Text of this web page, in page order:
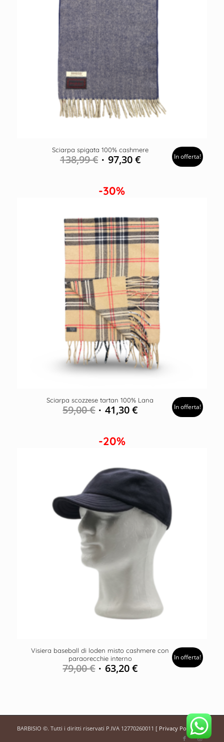
Sciarpa spigata 100% cashmere
138,99€ 97,30€ In offerta!
-30%
Sciarpa scozzese tartan 100% Lana
59,00€ 41,30€ In offerta!
-20%
Visiera baseball di loden misto cashmere con
paraorecchie interno
79,00€ 63,20€
In offerta!
BARBISIO ©. Tutti i diritti riservati P.IVA 12770260011 [ Privacy Policy ]